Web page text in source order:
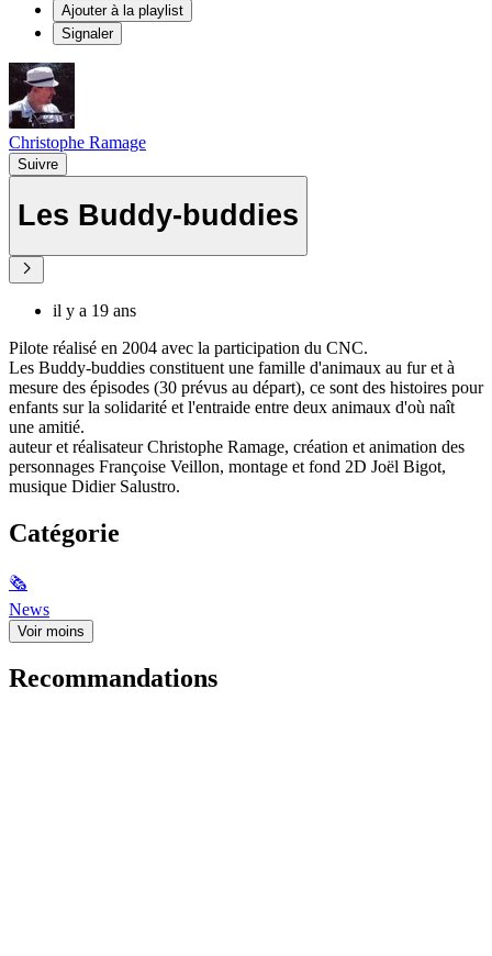
Ajouter à la playlist
Signaler
Christophe Ramage
Suivre
Les Buddy-buddies
il y a 19 ans
Pilote réalisé en 2004 avec la participation du CNC.
Les Buddy-buddies constituent une famille d'animaux au fur et à
mesure des épisodes (30 prévus au départ), ce sont des histoires pour
enfants sur la solidarité et l'entraide entre deux animaux d'où naît
une amitié.
auteur et réalisateur Christophe Ramage, création et animation des
personnages Françoise Veillon, montage et fond 2D Joël Bigot,
musique Didier Salustro.
Catégorie
🗞
News
Voir moins
Recommandations